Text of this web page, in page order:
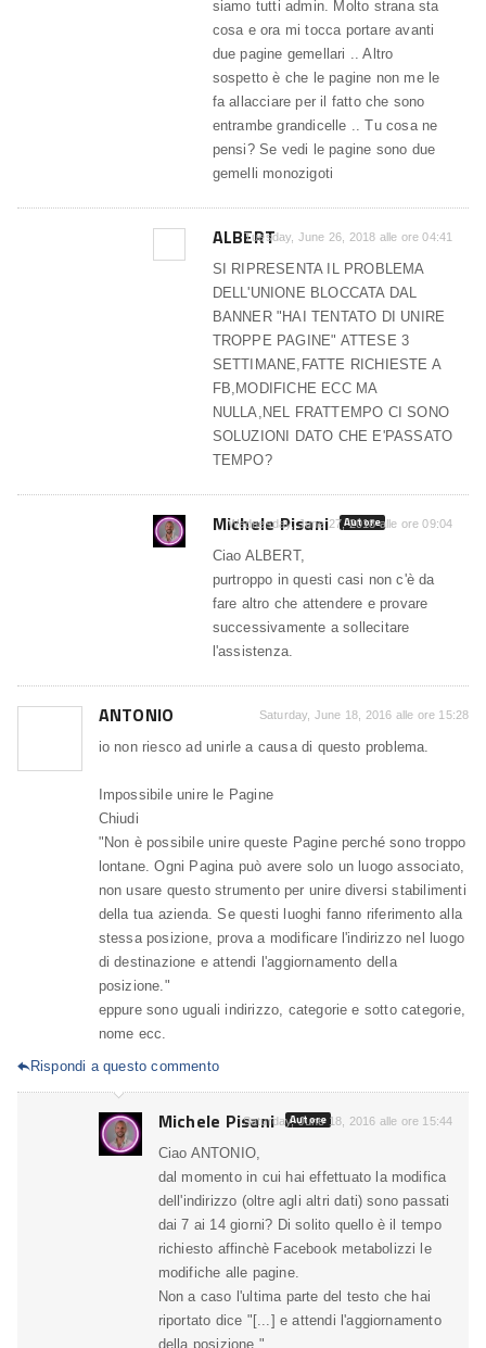
siamo tutti admin. Molto strana sta
cosa e ora mi tocca portare avanti
due pagine gemellari .. Altro
sospetto è che le pagine non me le
fa allacciare per il fatto che sono
entrambe grandicelle .. Tu cosa ne
pensi? Se vedi le pagine sono due
gemelli monozigoti
ALBERTTuesday, June 26, 2018 alle ore 04:41
SI RIPRESENTA IL PROBLEMA
DELL'UNIONE BLOCCATA DAL
BANNER "HAI TENTATO DI UNIRE
TROPPE PAGINE" ATTESE 3
SETTIMANE,FATTE RICHIESTE A
FB,MODIFICHE ECC MA
NULLA,NEL FRATTEMPO CI SONO
SOLUZIONI DATO CHE E'PASSATO
TEMPO?
Michele Pisani Autore
Wednesday, June 27, 2018 alle ore 09:04
Ciao ALBERT,
purtroppo in questi casi non c'è da
fare altro che attendere e provare
successivamente a sollecitare
l'assistenza.
ANTONIO Saturday, June 18, 2016 alle ore 15:28
io non riesco ad unirle a causa di questo problema.
Impossibile unire le Pagine
Chiudi
"Non è possibile unire queste Pagine perché sono troppo
lontane. Ogni Pagina può avere solo un luogo associato,
non usare questo strumento per unire diversi stabilimenti
della tua azienda. Se questi luoghi fanno riferimento alla
stessa posizione, prova a modificare l'indirizzo nel luogo
di destinazione e attendi l'aggiornamento della
posizione."
eppure sono uguali indirizzo, categorie e sotto categorie,
nome ecc.
Rispondi a questo commento
Michele Pisani Autore
Saturday, June 18, 2016 alle ore 15:44
Ciao ANTONIO,
dal momento in cui hai effettuato la modifica
dell'indirizzo (oltre agli altri dati) sono passati
dai 7 ai 14 giorni? Di solito quello è il tempo
richiesto affinchè Facebook metabolizzi le
modifiche alle pagine.
Non a caso l'ultima parte del testo che hai
riportato dice "[...] e attendi l'aggiornamento
della posizione.".